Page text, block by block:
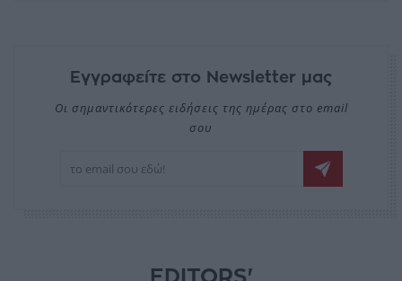
Εγγραφείτε στο Newsletter μας
Οι σημαντικότερες ειδήσεις της ημέρας στο email
σου
EDITORS'